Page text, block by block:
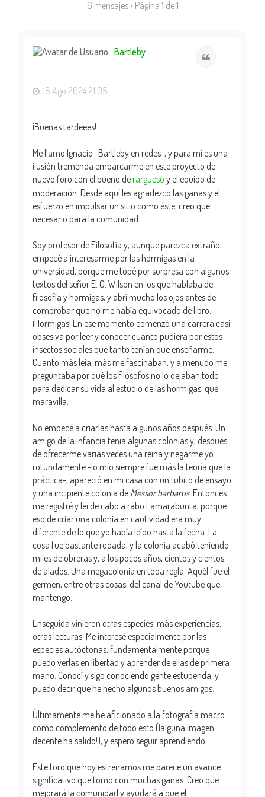
6 mensajes • Página 1 de1
Bartleby
18 Ago 2024 21:05
¡Buenas tardeees!
Me llamo Ignacio -Bartleby en redes-, y para mí es una
ilusión tremenda embarcarme en este proyecto de
nuevo foro con el bueno derargueso y el equipo de
moderación. Desde aquí les agradezco las ganas y el
esfuerzo en impulsar un sitio como éste, creo que
necesario para la comunidad.
Soy profesor de Filosofía y, aunque parezca extraño,
empecé a interesarme por las hormigas en la
universidad, porque me topé por sorpresa con algunos
textos del señor E. O. Wilson en los que hablaba de
filosofía y hormigas, y abrí mucho los ojos antes de
comprobar que no me había equivocado de libro.
¡Hormigas! En ese momento comenzó una carrera casi
obsesiva por leer y conocer cuanto pudiera por estos
insectos sociales que tanto tenían que enseñarme.
Cuanto más leía, más me fascinaban, y a menudo me
preguntaba por qué los filósofos no lo dejaban todo
para dedicar su vida al estudio de las hormigas, qué
maravilla.
No empecé a criarlas hasta algunos años después. Un
amigo de la infancia tenía algunas colonias y, después
de ofrecerme varias veces una reina y negarme yo
rotundamente -lo mío siempre fue más la teoría que la
práctica-, apareció en mi casa con un tubito de ensayo
y una incipiente colonia de Messor barbarus. Entonces
me registré y leí de cabo a rabo Lamarabunta, porque
eso de criar una colonia en cautividad era muy
diferente de lo que yo había leído hasta la fecha. La
cosa fue bastante rodada, y la colonia acabó teniendo
miles de obreras y, a los pocos años, cientos y cientos
de alados. Una megacolonia en toda regla. Aquél fue el
germen, entre otras cosas, del canal de Youtube que
mantengo.
Enseguida vinieron otras especies, más experiencias,
otras lecturas. Me interesé especialmente por las
especies autóctonas, fundamentalmente porque
puedo verlas en libertad y aprender de ellas de primera
mano. Conocí y sigo conociendo gente estupenda, y
puedo decir que he hecho algunos buenos amigos.
Últimamente me he aficionado a la fotografía macro
como complemento de todo esto (¡alguna imagen
decente ha salido!), y espero seguir aprendiendo.
Este foro que hoy estrenamos me parece un avance
significativo que tomo con muchas ganas. Creo que
mejorará la comunidad y ayudará a que el